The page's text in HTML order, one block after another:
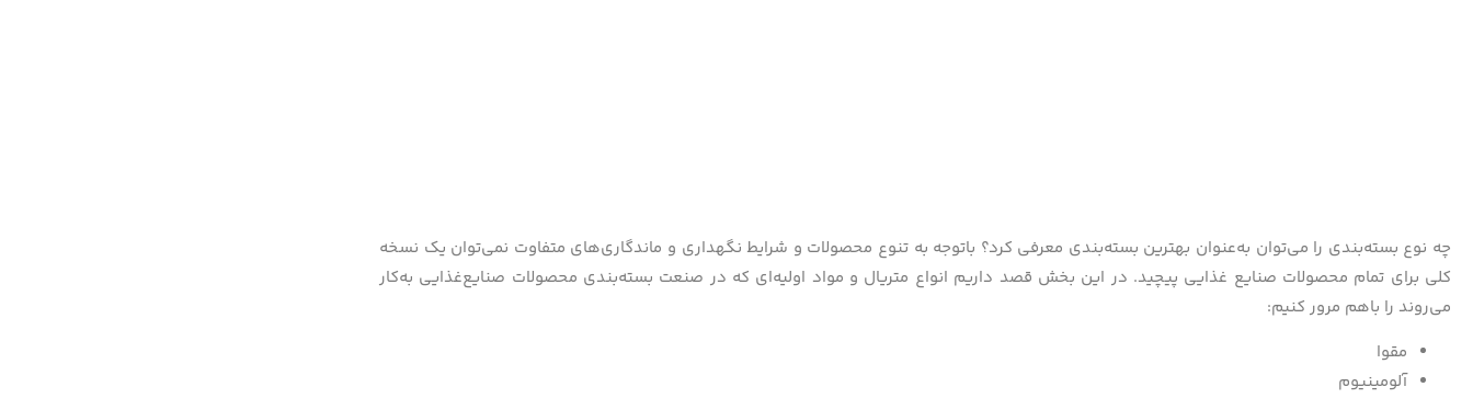
چه نوع بسته‌بندی را می‌توان به‌عنوان بهترین بسته‌بندی معرفی کرد؟ باتوجه به تنوع محصولات و شرایط نگهداری و ماندگاری‌های متفاوت نمی‌توان یک نسخه
کلی برای تمام محصولات صنایع غذایی پیچید. در این بخش قصد داریم انواع متریال و مواد اولیه‌ای‌ که در صنعت بسته‌بندی محصولات صنایع‌غذایی به‌کار
می‌روند را باهم مرور کنیم:
مقوا
آلومینیوم